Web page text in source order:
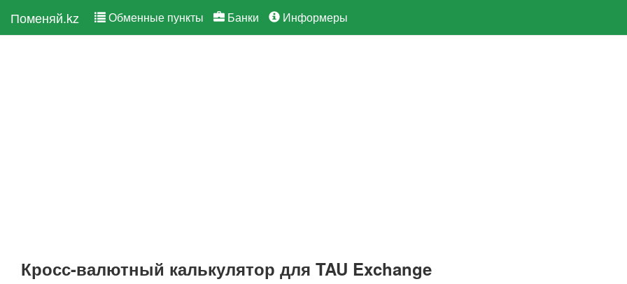
Поменяй.kz Обменные пункты Банки Информеры
Кросс-валютный калькулятор для TAU Exchange